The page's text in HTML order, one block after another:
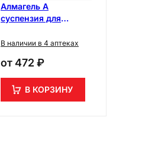
Алмагель А
суспензия для
10 шт
В наличии в 4 аптеках
от472 ₽
В КОРЗИНУ